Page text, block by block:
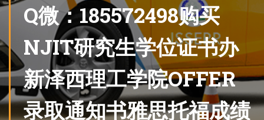
Q微：185572498购买
NJIT研究生学位证书办
新泽西理工学院OFFER
录取通知书雅思托福成绩